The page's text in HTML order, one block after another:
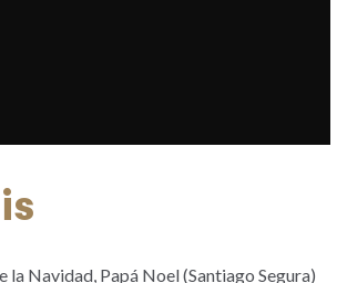
la Navidad, Papá Noel (Santiago Segura)